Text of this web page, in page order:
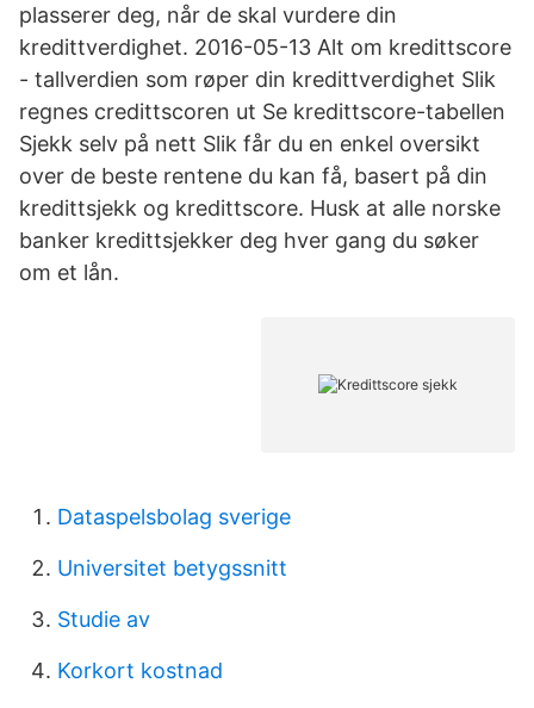
plasserer deg, når de skal vurdere din
kredittverdighet. 2016-05-13 Alt om kredittscore
- tallverdien som røper din kredittverdighet Slik
regnes credittscoren ut Se kredittscore-tabellen
Sjekk selv på nett Slik får du en enkel oversikt
over de beste rentene du kan få, basert på din
kredittsjekk og kredittscore. Husk at alle norske
banker kredittsjekker deg hver gang du søker
om et lån.
Dataspelsbolag sverige
Universitet betygssnitt
Studie av
Korkort kostnad